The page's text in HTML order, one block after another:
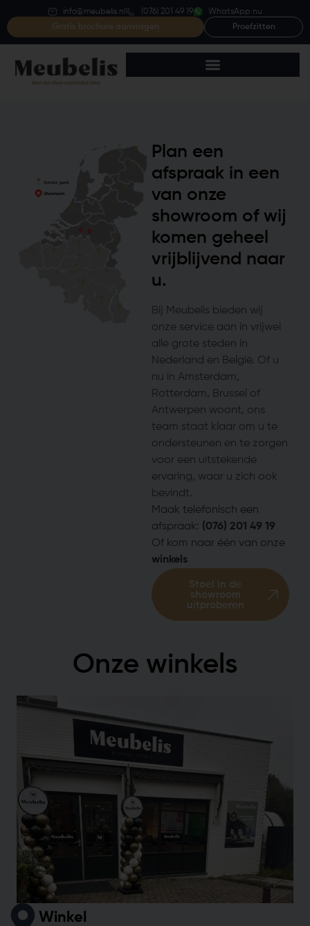
info@meubelis.nl (076) 201 49 19
WhatsApp nu
Gratis brochure aanvragen
Proefzitten
Plan een
afspraak in een
van onze
showroom of wij
komen geheel
vrijblijvend naar
u.
Bij Meubelis bieden wij
onze service aan in vrijwel
alle grote steden in
Nederland en België. Of u
nu in Amsterdam,
Rotterdam, Brussel of
Antwerpen woont, ons
team staat klaar om u te
ondersteunen en te zorgen
voor een uitstekende
ervaring, waar u zich ook
bevindt.
Maak telefonisch een
afspraak: (076) 201 49 19
Of kom naar één van onze
winkels
Stoel in de
showroom
uitproberen
Onze winkels
Winkel